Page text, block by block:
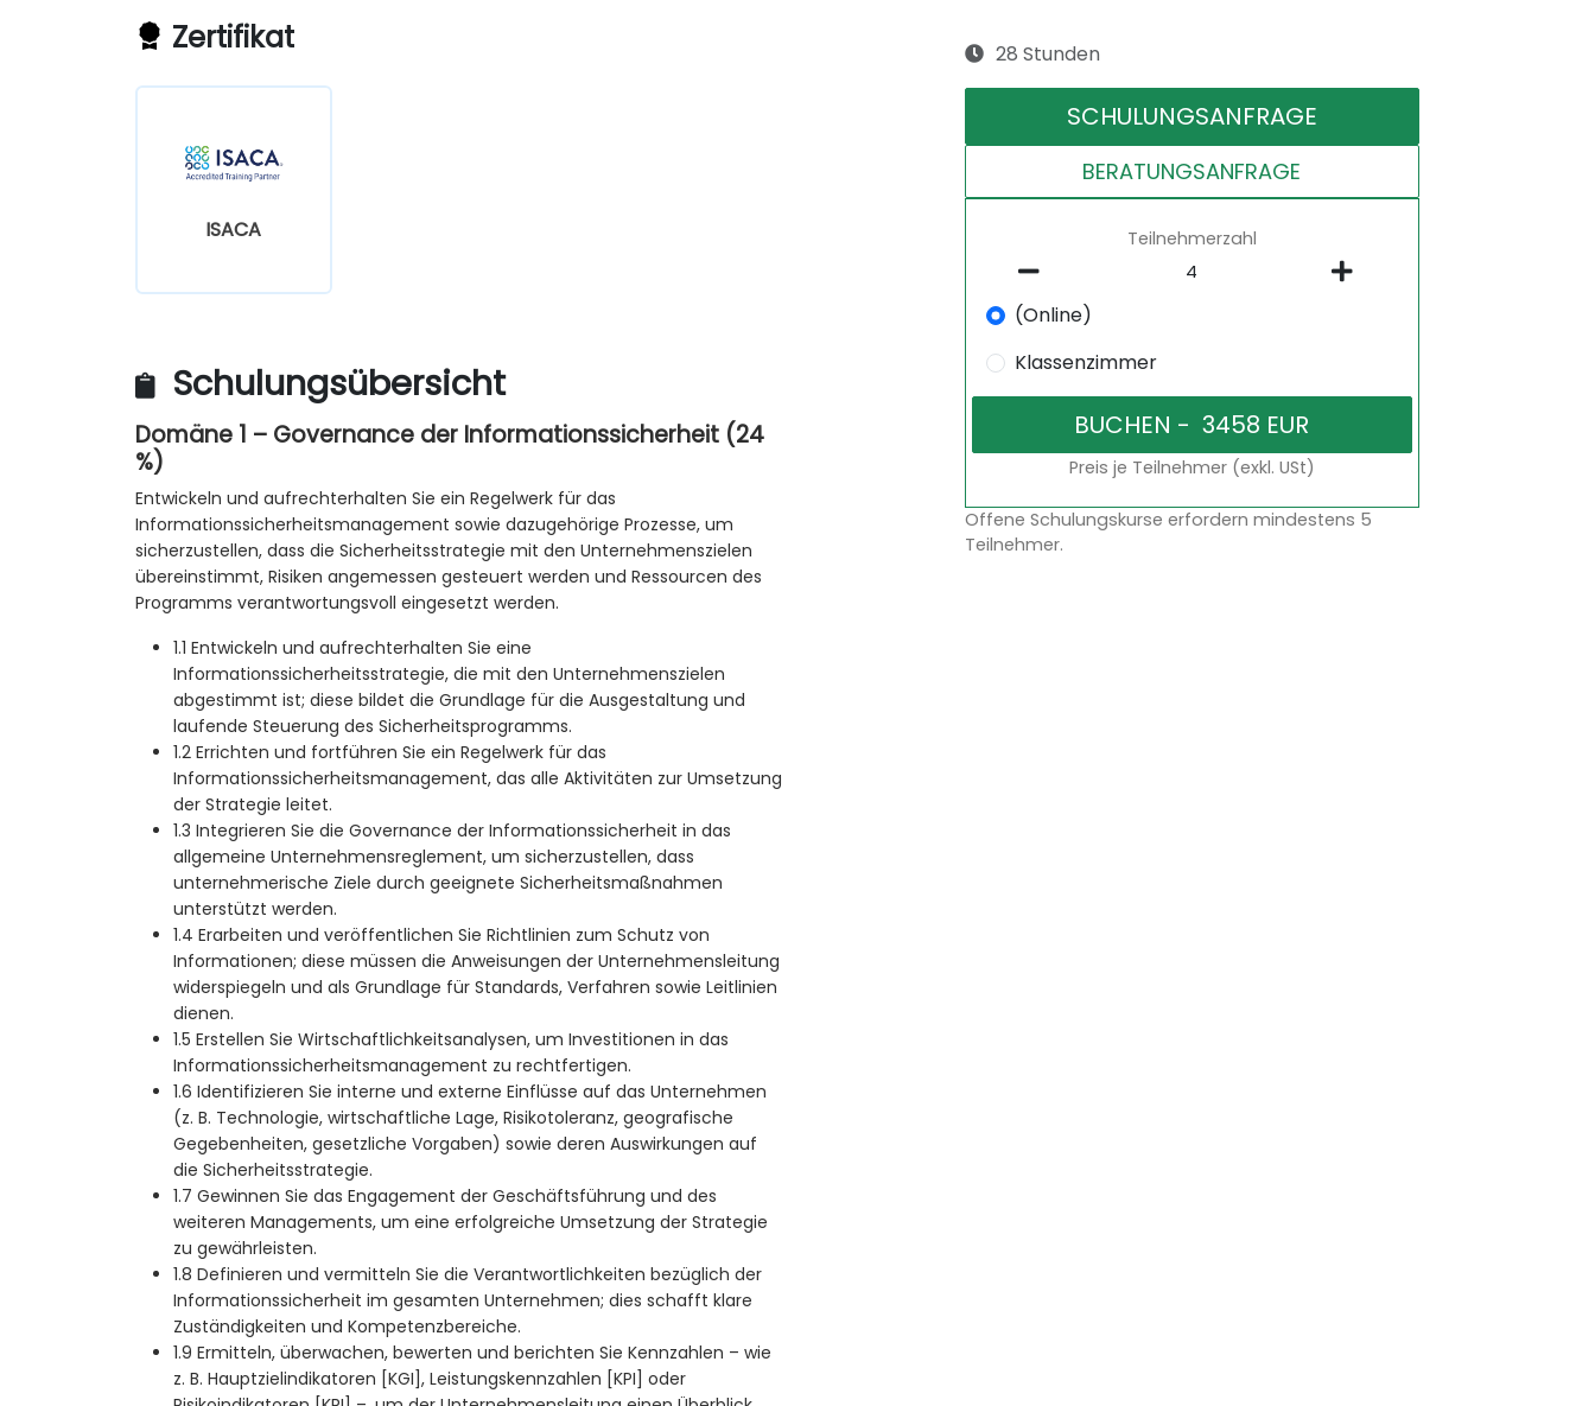
Zertifikat
ISACA
Schulungsübersicht
Domäne 1 – Governance der Informationssicherheit (24
%)
Entwickeln und aufrechterhalten Sie ein Regelwerk für das
Informationssicherheitsmanagement sowie dazugehörige Prozesse, um
sicherzustellen, dass die Sicherheitsstrategie mit den Unternehmenszielen
übereinstimmt, Risiken angemessen gesteuert werden und Ressourcen des
Programms verantwortungsvoll eingesetzt werden.
1.1 Entwickeln und aufrechterhalten Sie eine
Informationssicherheitsstrategie, die mit den Unternehmenszielen
abgestimmt ist; diese bildet die Grundlage für die Ausgestaltung und
laufende Steuerung des Sicherheitsprogramms.
1.2 Errichten und fortführen Sie ein Regelwerk für das
Informationssicherheitsmanagement, das alle Aktivitäten zur Umsetzung
der Strategie leitet.
1.3 Integrieren Sie die Governance der Informationssicherheit in das
allgemeine Unternehmensreglement, um sicherzustellen, dass
unternehmerische Ziele durch geeignete Sicherheitsmaßnahmen
unterstützt werden.
1.4 Erarbeiten und veröffentlichen Sie Richtlinien zum Schutz von
Informationen; diese müssen die Anweisungen der Unternehmensleitung
widerspiegeln und als Grundlage für Standards, Verfahren sowie Leitlinien
dienen.
1.5 Erstellen Sie Wirtschaftlichkeitsanalysen, um Investitionen in das
Informationssicherheitsmanagement zu rechtfertigen.
1.6 Identifizieren Sie interne und externe Einflüsse auf das Unternehmen
(z. B. Technologie, wirtschaftliche Lage, Risikotoleranz, geografische
Gegebenheiten, gesetzliche Vorgaben) sowie deren Auswirkungen auf
die Sicherheitsstrategie.
1.7 Gewinnen Sie das Engagement der Geschäftsführung und des
weiteren Managements, um eine erfolgreiche Umsetzung der Strategie
zu gewährleisten.
1.8 Definieren und vermitteln Sie die Verantwortlichkeiten bezüglich der
Informationssicherheit im gesamten Unternehmen; dies schafft klare
Zuständigkeiten und Kompetenzbereiche.
1.9 Ermitteln, überwachen, bewerten und berichten Sie Kennzahlen – wie
z. B. Hauptzielindikatoren [KGI], Leistungskennzahlen [KPI] oder
28 Stunden
SCHULUNGSANFRAGE
BERATUNGSANFRAGE
Teilnehmerzahl
(Online)
Klassenzimmer
Preis je Teilnehmer (exkl. USt)
Offene Schulungskurse erfordern mindestens 5
Teilnehmer.